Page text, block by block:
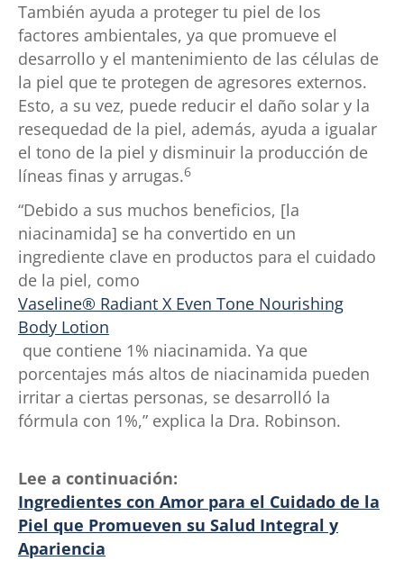
También ayuda a proteger tu piel de los
factores ambientales, ya que promueve el
desarrollo y el mantenimiento de las células de
la piel que te protegen de agresores externos.
Esto, a su vez, puede reducir el daño solar y la
resequedad de la piel, además, ayuda a igualar
el tono de la piel y disminuir la producción de
líneas finas y arrugas.6
“Debido a sus muchos beneficios, [la
niacinamida] se ha convertido en un
ingrediente clave en productos para el cuidado
de la piel, como
Vaseline® Radiant X Even Tone Nourishing
Body Lotion
que contiene 1% niacinamida. Ya que
porcentajes más altos de niacinamida pueden
irritar a ciertas personas, se desarrolló la
fórmula con 1%,” explica la Dra. Robinson.
Lee a continuación:
Ingredientes con Amor para el Cuidado de la
Piel que Promueven su Salud Integral y
Apariencia